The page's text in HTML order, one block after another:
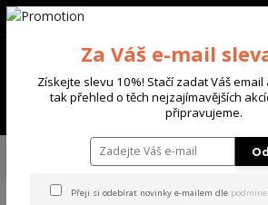
+420 702 136 620
ŠATY
Yakuza dámské šaty
camouflage 2XL
Za Váš e-mail
Získejte slevu 10%! Stačí zadat Váš
tak přehled o těch nejzajímavějších
připravujeme.
Přeji si odebírat novinky e-mailem dle